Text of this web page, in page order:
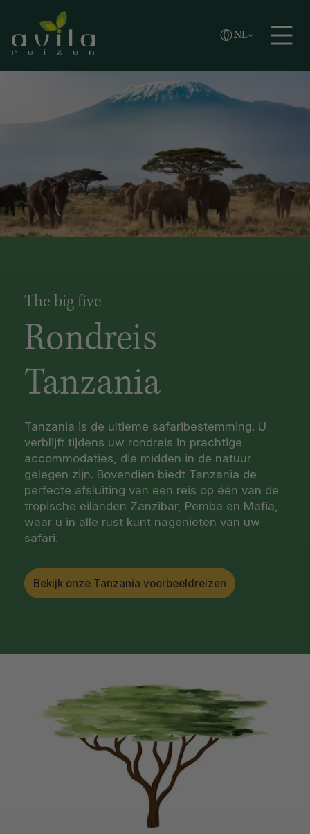
Zoeken
NL
Vlaams
English
The big five
Rondreis
Tanzania
Tanzania is de ultieme safaribestemming. U
verblijft tijdens uw rondreis in prachtige
accommodaties, die midden in de natuur
gelegen zijn. Bovendien biedt Tanzania de
perfecte afsluiting van een reis op één van de
tropische eilanden Zanzibar, Pemba en Mafia,
waar u in alle rust kunt nagenieten van uw
safari.
Bekijk onze Tanzania voorbeeldreizen